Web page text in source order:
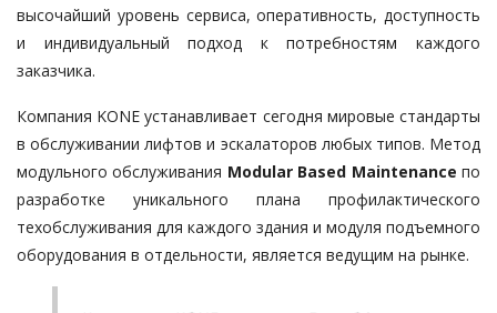
высочайший уровень сервиса, оперативность, доступность
и индивидуальный подход к потребностям каждого
заказчика.
Компания KONE устанавливает сегодня мировые стандарты
в обслуживании лифтов и эскалаторов любых типов. Метод
модульного обслуживания Modular Based Maintenance по
разработке уникального плана профилактического
техобслуживания для каждого здания и модуля подъемного
оборудования в отдельности, является ведущим на рынке.